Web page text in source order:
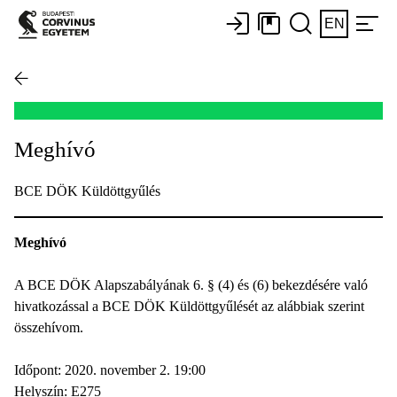
EN
Meghívó
BCE DÖK Küldöttgyűlés
Meghívó
A BCE DÖK Alapszabályának 6. § (4) és (6) bekezdésére való
hivatkozással a BCE DÖK Küldöttgyűlését az alábbiak szerint
összehívom.
Időpont: 2020. november 2. 19:00
Helyszín: E275